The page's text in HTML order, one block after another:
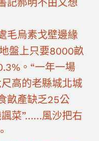
烏素戈壁邊緣
盤上只要8000畝
。“一年一場
高的老縣城北城
畝產缺乏25公
諷菜”……風沙把右